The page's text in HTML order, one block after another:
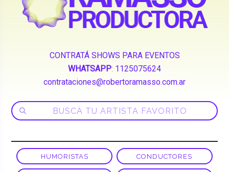
CONTRATÁ SHOWS PARA EVENTOS
WHATSAPP: 1125075624
contrataciones@robertoramasso.com.ar
HUMORISTAS CONDUCTORES